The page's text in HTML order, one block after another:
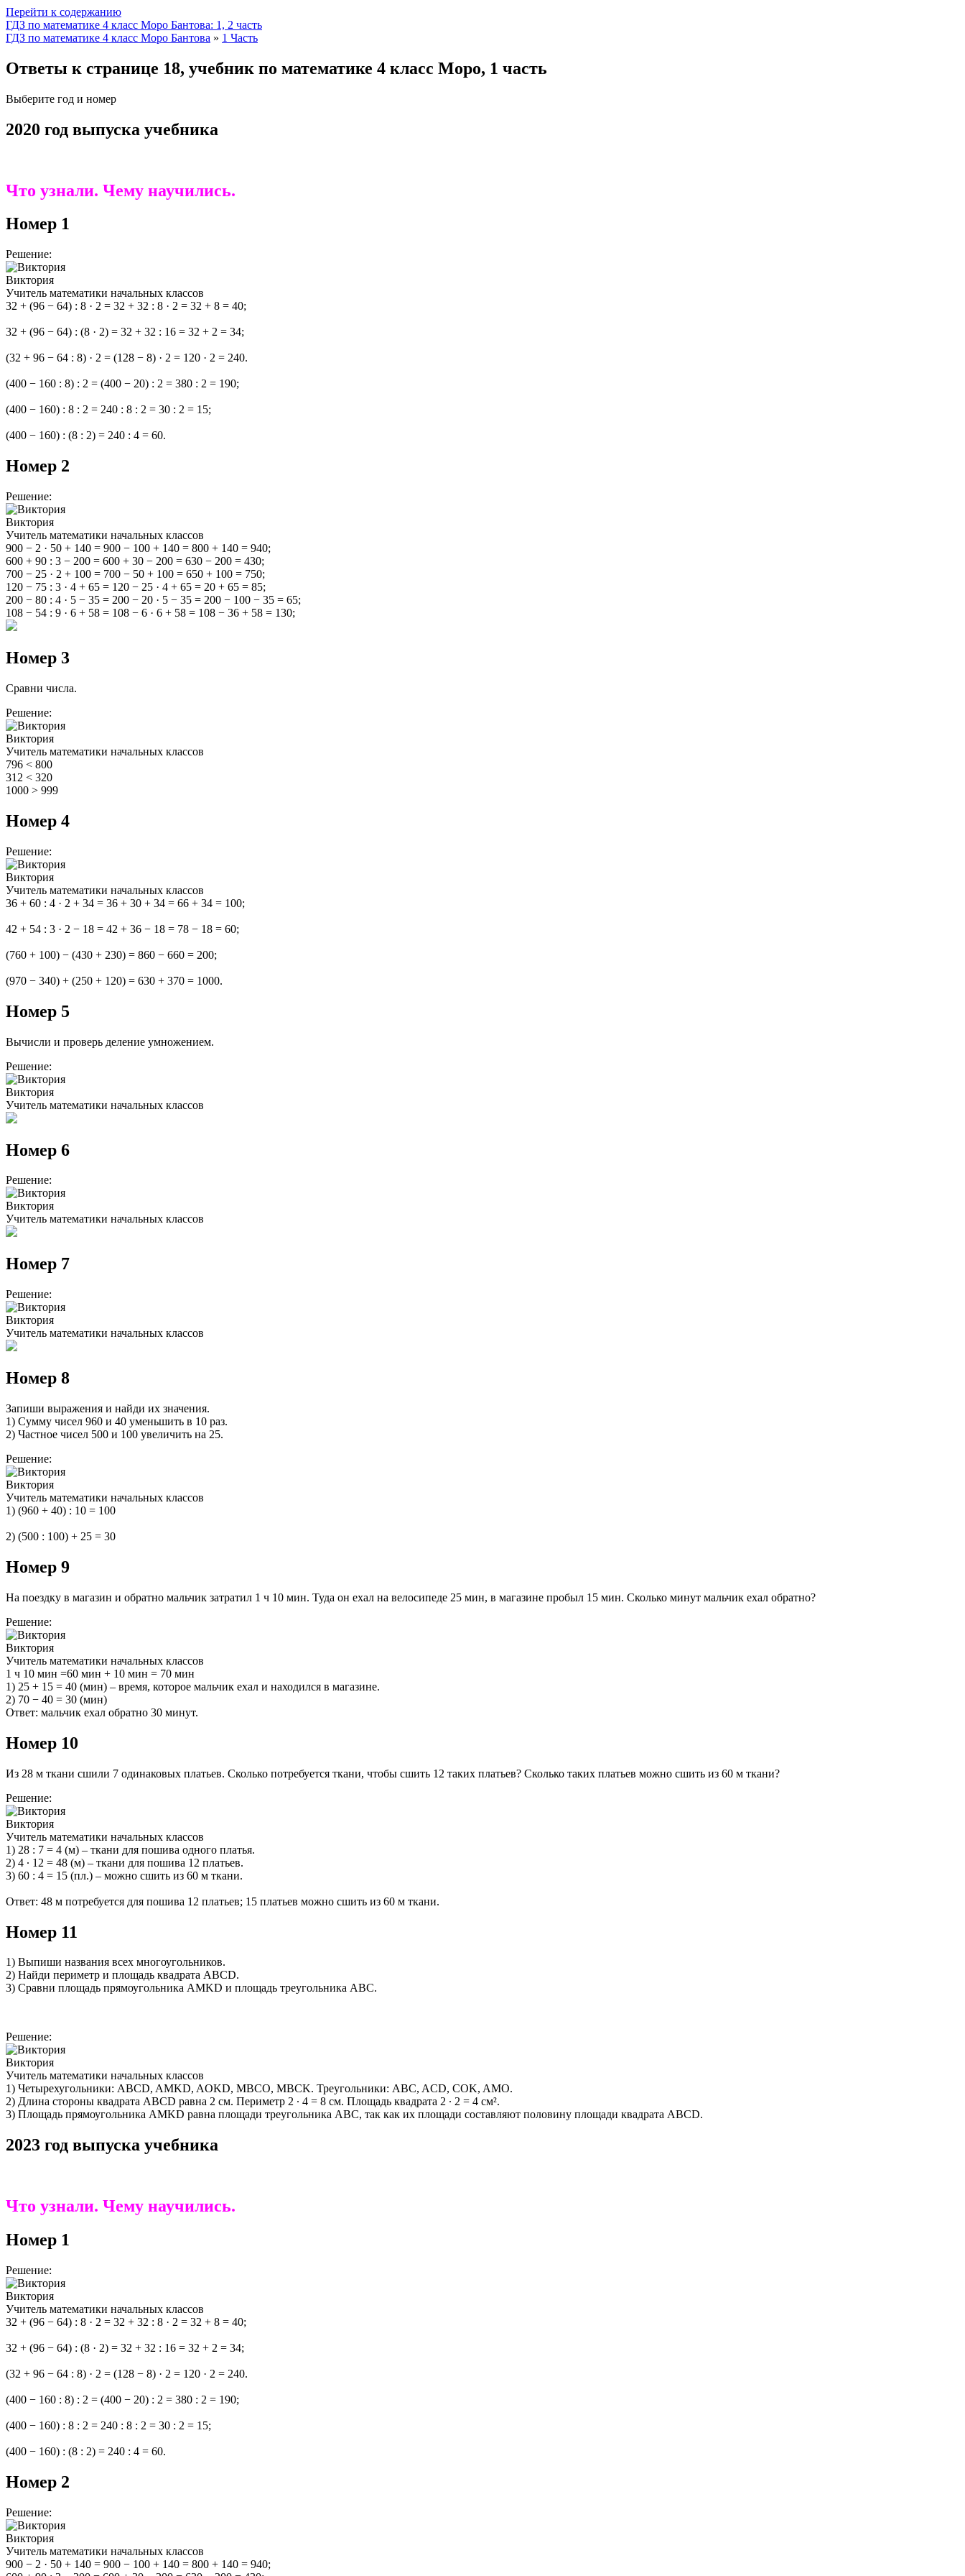
Перейти к содержанию
ГДЗ по математике 4 класс Моро Бантова: 1, 2 часть
ГДЗ по математике 4 класс Моро Бантова » 1 Часть
Ответы к странице 18, учебник по математике 4 класс Моро, 1 часть
Выберите год и номер
2020 год выпуска учебника
Что узнали. Чему научились.
Номер 1
Решение:
Виктория
Учитель математики начальных классов
32 + (96 − 64) : 8 · 2 = 32 + 32 : 8 · 2 = 32 + 8 = 40;
32 + (96 − 64) : (8 · 2) = 32 + 32 : 16 = 32 + 2 = 34;
(32 + 96 − 64 : 8) · 2 = (128 − 8) · 2 = 120 · 2 = 240.
(400 − 160 : 8) : 2 = (400 − 20) : 2 = 380 : 2 = 190;
(400 − 160) : 8 : 2 = 240 : 8 : 2 = 30 : 2 = 15;
(400 − 160) : (8 : 2) = 240 : 4 = 60.
Номер 2
Решение:
Виктория
Учитель математики начальных классов
900 − 2 · 50 + 140 = 900 − 100 + 140 = 800 + 140 = 940;
600 + 90 : 3 − 200 = 600 + 30 − 200 = 630 − 200 = 430;
700 − 25 · 2 + 100 = 700 − 50 + 100 = 650 + 100 = 750;
120 − 75 : 3 · 4 + 65 = 120 − 25 · 4 + 65 = 20 + 65 = 85;
200 − 80 : 4 · 5 − 35 = 200 − 20 · 5 − 35 = 200 − 100 − 35 = 65;
108 − 54 : 9 · 6 + 58 = 108 − 6 · 6 + 58 = 108 − 36 + 58 = 130;
Номер 3
Сравни числа.
Решение:
Виктория
Учитель математики начальных классов
796 < 800
312 < 320
1000 > 999
Номер 4
Решение:
Виктория
Учитель математики начальных классов
36 + 60 : 4 · 2 + 34 = 36 + 30 + 34 = 66 + 34 = 100;
42 + 54 : 3 · 2 − 18 = 42 + 36 − 18 = 78 − 18 = 60;
(760 + 100) − (430 + 230) = 860 − 660 = 200;
(970 − 340) + (250 + 120) = 630 + 370 = 1000.
Номер 5
Вычисли и проверь деление умножением.
Решение:
Виктория
Учитель математики начальных классов
Номер 6
Решение:
Виктория
Учитель математики начальных классов
Номер 7
Решение:
Виктория
Учитель математики начальных классов
Номер 8
Запиши выражения и найди их значения.
1) Сумму чисел 960 и 40 уменьшить в 10 раз.
2) Частное чисел 500 и 100 увеличить на 25.
Решение:
Виктория
Учитель математики начальных классов
1) (960 + 40) : 10 = 100
2) (500 : 100) + 25 = 30
Номер 9
На поездку в магазин и обратно мальчик затратил 1 ч 10 мин. Туда он ехал на велосипеде 25 мин, в магазине пробыл 15 мин. Сколько минут мальчик ехал обратно?
Решение:
Виктория
Учитель математики начальных классов
1 ч 10 мин =60 мин + 10 мин = 70 мин
1) 25 + 15 = 40 (мин) – время, которое мальчик ехал и находился в магазине.
2) 70 − 40 = 30 (мин)
Ответ: мальчик ехал обратно 30 минут.
Номер 10
Из 28 м ткани сшили 7 одинаковых платьев. Сколько потребуется ткани, чтобы сшить 12 таких платьев? Сколько таких платьев можно сшить из 60 м ткани?
Решение:
Виктория
Учитель математики начальных классов
1) 28 : 7 = 4 (м) – ткани для пошива одного платья.
2) 4 ∙ 12 = 48 (м) – ткани для пошива 12 платьев.
3) 60 : 4 = 15 (пл.) – можно сшить из 60 м ткани.
Ответ: 48 м потребуется для пошива 12 платьев; 15 платьев можно сшить из 60 м ткани.
Номер 11
1) Выпиши названия всех многоугольников.
2) Найди периметр и площадь квадрата ABCD.
3) Сравни площадь прямоугольника AMKD и площадь треугольника ABC.
Решение:
Виктория
Учитель математики начальных классов
1) Четырехугольники: ABCD, AMKD, AOKD, MBCO, MBCK. Треугольники: ABC, ACD, COK, AMO.
2) Длина стороны квадрата ABCD равна 2 см. Периметр 2 ∙ 4 = 8 см. Площадь квадрата 2 ∙ 2 = 4 см².
3) Площадь прямоугольника AMKD равна площади треугольника АВС, так как их площади составляют половину площади квадрата ABCD.
2023 год выпуска учебника
Что узнали. Чему научились.
Номер 1
Решение:
Виктория
Учитель математики начальных классов
32 + (96 − 64) : 8 · 2 = 32 + 32 : 8 · 2 = 32 + 8 = 40;
32 + (96 − 64) : (8 · 2) = 32 + 32 : 16 = 32 + 2 = 34;
(32 + 96 − 64 : 8) · 2 = (128 − 8) · 2 = 120 · 2 = 240.
(400 − 160 : 8) : 2 = (400 − 20) : 2 = 380 : 2 = 190;
(400 − 160) : 8 : 2 = 240 : 8 : 2 = 30 : 2 = 15;
(400 − 160) : (8 : 2) = 240 : 4 = 60.
Номер 2
Решение:
Виктория
Учитель математики начальных классов
900 − 2 · 50 + 140 = 900 − 100 + 140 = 800 + 140 = 940;